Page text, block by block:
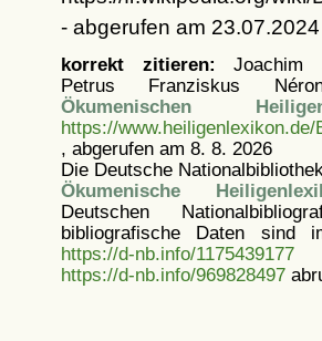
- abgerufen am 23.07.2024
korrekt zitieren: Joachim
Petrus Franziskus
Ökumenischen
https://
, abgerufen am 8. 8. 2026
Die Deutsche
Ökumenische
Deutschen
bibliografische Daten sind
https://d-nb.info/1175439177
https://d-nb.info/969828497